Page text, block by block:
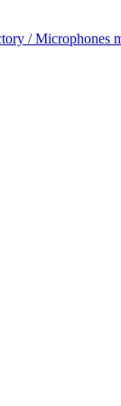
/ Microphones